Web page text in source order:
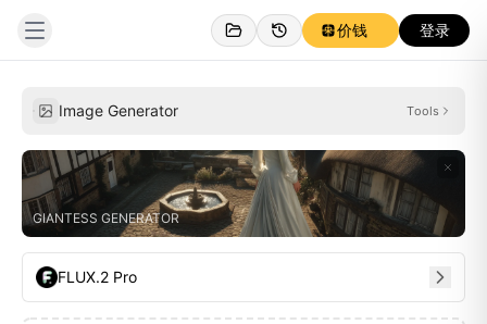
价钱 登录
Image Generator Tools
GIANTESS GENERATOR
FLUX.2 Pro